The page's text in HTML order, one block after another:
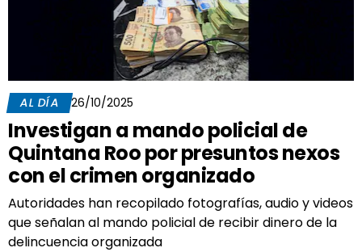
AL DÍA 26/10/2025
Investigan a mando policial de
Quintana Roo por presuntos nexos
con el crimen organizado
Autoridades han recopilado fotografías, audio y videos
que señalan al mando policial de recibir dinero de la
delincuencia organizada